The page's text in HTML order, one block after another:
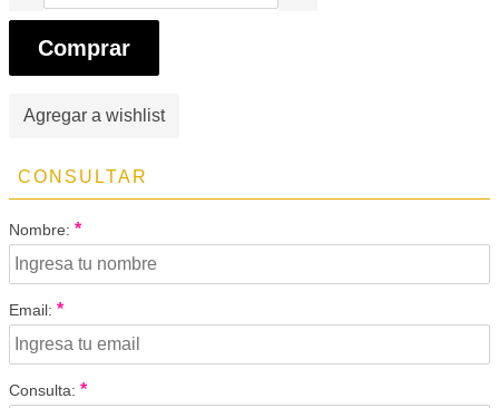
Comprar
Agregar a wishlist
CONSULTAR
Nombre: *
Email: *
Consulta: *